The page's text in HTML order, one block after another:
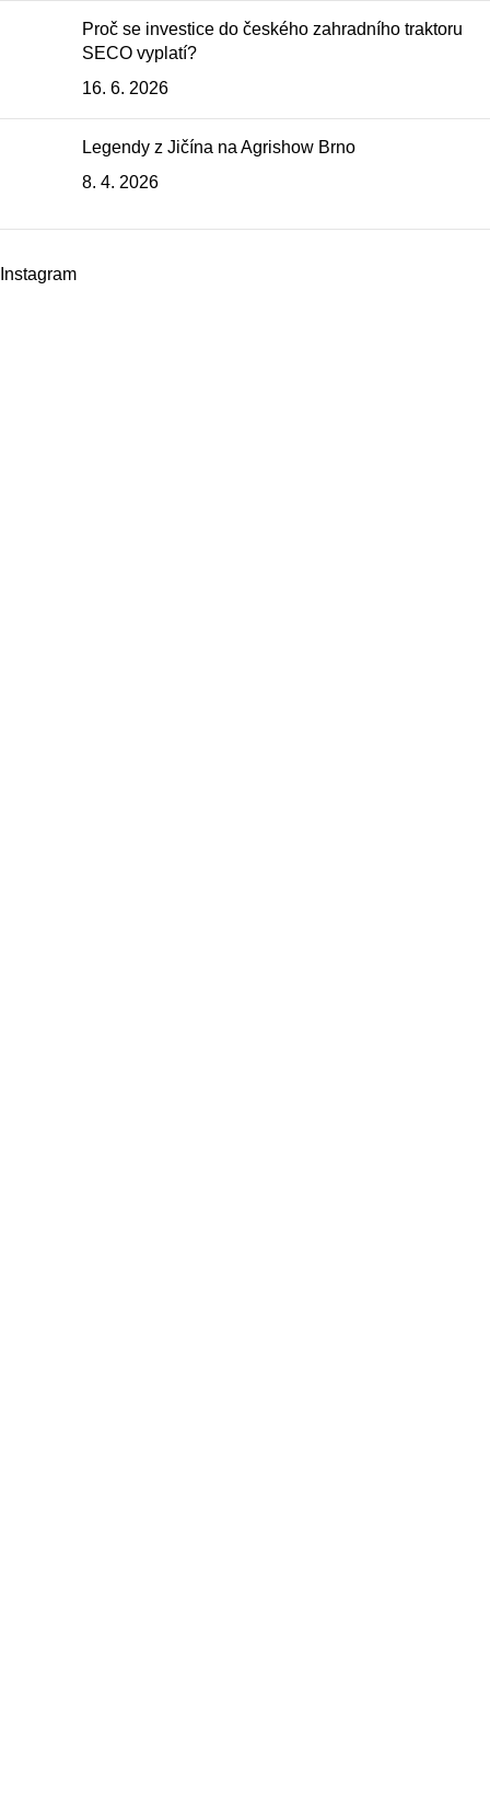
Proč se investice do českého zahradního traktoru
SECO vyplatí?
16. 6. 2026
Legendy z Jičína na Agrishow Brno
8. 4. 2026
Instagram